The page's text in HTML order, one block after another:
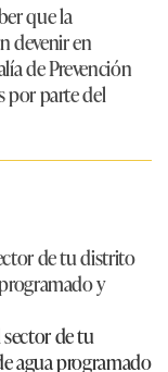
que la
devenir en
de Prevención
por parte del
de tu distrito
y